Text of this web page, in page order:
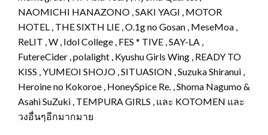
NAOMICHI HANAZONO , SAKI YAGI , MOTOR
HOTEL , THE SIXTH LIE , O.1g no Gosan , MeseMoa ,
ReLIT , W , Idol College , FES * TIVE , SAY-LA ,
FutereCider , polalight , Kyushu Girls Wing , READY TO
KISS , YUMEOI SHOJO , SITUASION , Suzuka Shiranui ,
Heroine no Kokoroe , HoneySpice Re. , Shoma Nagumo &
Asahi SuZuki , TEMPURA GIRLS , และ KOTOMEN และ
วงอื่นๆอีกมากมาย